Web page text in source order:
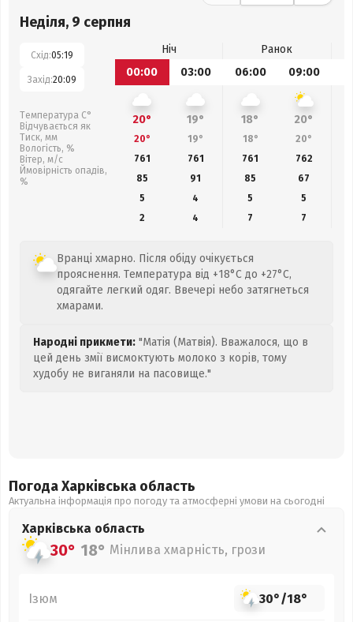
Неділя, 9 серпня
Схід:05:19
Захід:20:09
Температура С°
Відчувається як
Тиск, мм
Вологість, %
Вітер, м/с
Ймовірність опадів,
%
Ніч
Ранок
00:00
03:00 06:00 09:00
20° 19° 18° 20°
20° 19° 18° 20°
761
761 761 762
85
91 85 67
5
4 5
5
2
4 7 7
Вранці хмарно. Після обіду очікується
прояснення. Температура від +18°C до +27°C,
одягайте легкий одяг. Ввечері небо затягнеться
хмарами.
Народні прикмети: "Матія (Матвія). Вважалося, що в
цей день змії висмоктують молоко з корів, тому
худобу не виганяли на пасовище."
Погода Харківська область
Актуальна інформація про погоду та атмосферні умови на сьогодні
Харківська область
30° 18° Мінлива хмарність, грози
Ізюм 30°/18°